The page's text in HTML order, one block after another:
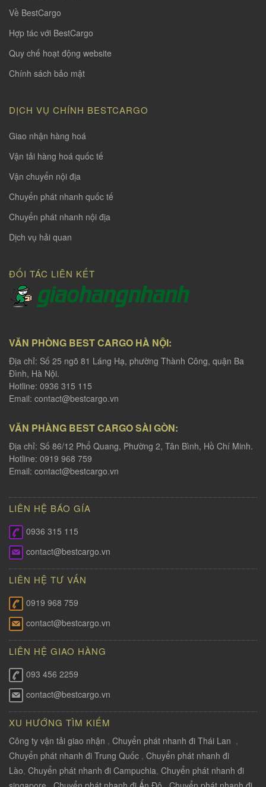
Về BestCargo
Hợp tác với BestCargo
Quy chế hoạt động website
Chính sách bảo mật
DỊCH VỤ CHÍNH BESTCARGO
Giao nhận hàng hoá
Vận tải hàng hoá quốc tế
Vận chuyển nội địa
Chuyển phát nhanh quốc tế
Chuyển phát nhanh nội địa
Dịch vụ hải quan
ĐỐI TÁC LIÊN KẾT
VĂN PHÒNG BEST CARGO HÀ NỘI:
Địa chỉ: Số 25 ngõ 81 Láng Hạ, phường Thành Công, quận Ba
Đình, Hà Nội.
Hotline: 0936 315 115
Email: contact@bestcargo.vn
VĂN PHÀNG BEST CARGO SÀI GÒN:
Địa chỉ: Số 86/12 Phổ Quang, Phường 2, Tân Bình, Hồ Chí Minh.
Hotline: 0919 968 759
Email: contact@bestcargo.vn
LIÊN HỆ BÁO GÍA
0936 315 115
contact@bestcargo.vn
LIÊN HỆ TƯ VẤN
0919 968 759
contact@bestcargo.vn
LIÊN HỆ GIAO HÀNG
093 456 2259
contact@bestcargo.vn
XU HƯỚNG TÌM KIẾM
Công ty vận tải giao nhận , Chuyển phát nhanh đi Thái Lan ,
Chuyển phát nhanh đi Trung Quốc , Chuyển phát nhanh đi
Lào, Chuyển phát nhanh đi Campuchia, Chuyển phát nhanh đi